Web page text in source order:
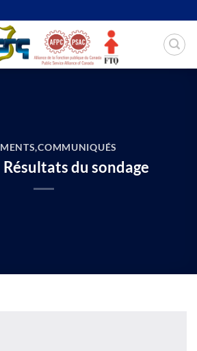
,COMMUNIQUÉS
du sondage